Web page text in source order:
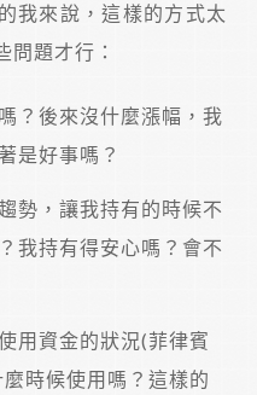
我來說，這樣的方式太
問題才行：
？後來沒什麼漲幅，我
是好事嗎？
勢，讓我持有的時候不
我持有得安心嗎？會不
用資金的狀況(菲律賓
時候使用嗎？這樣的